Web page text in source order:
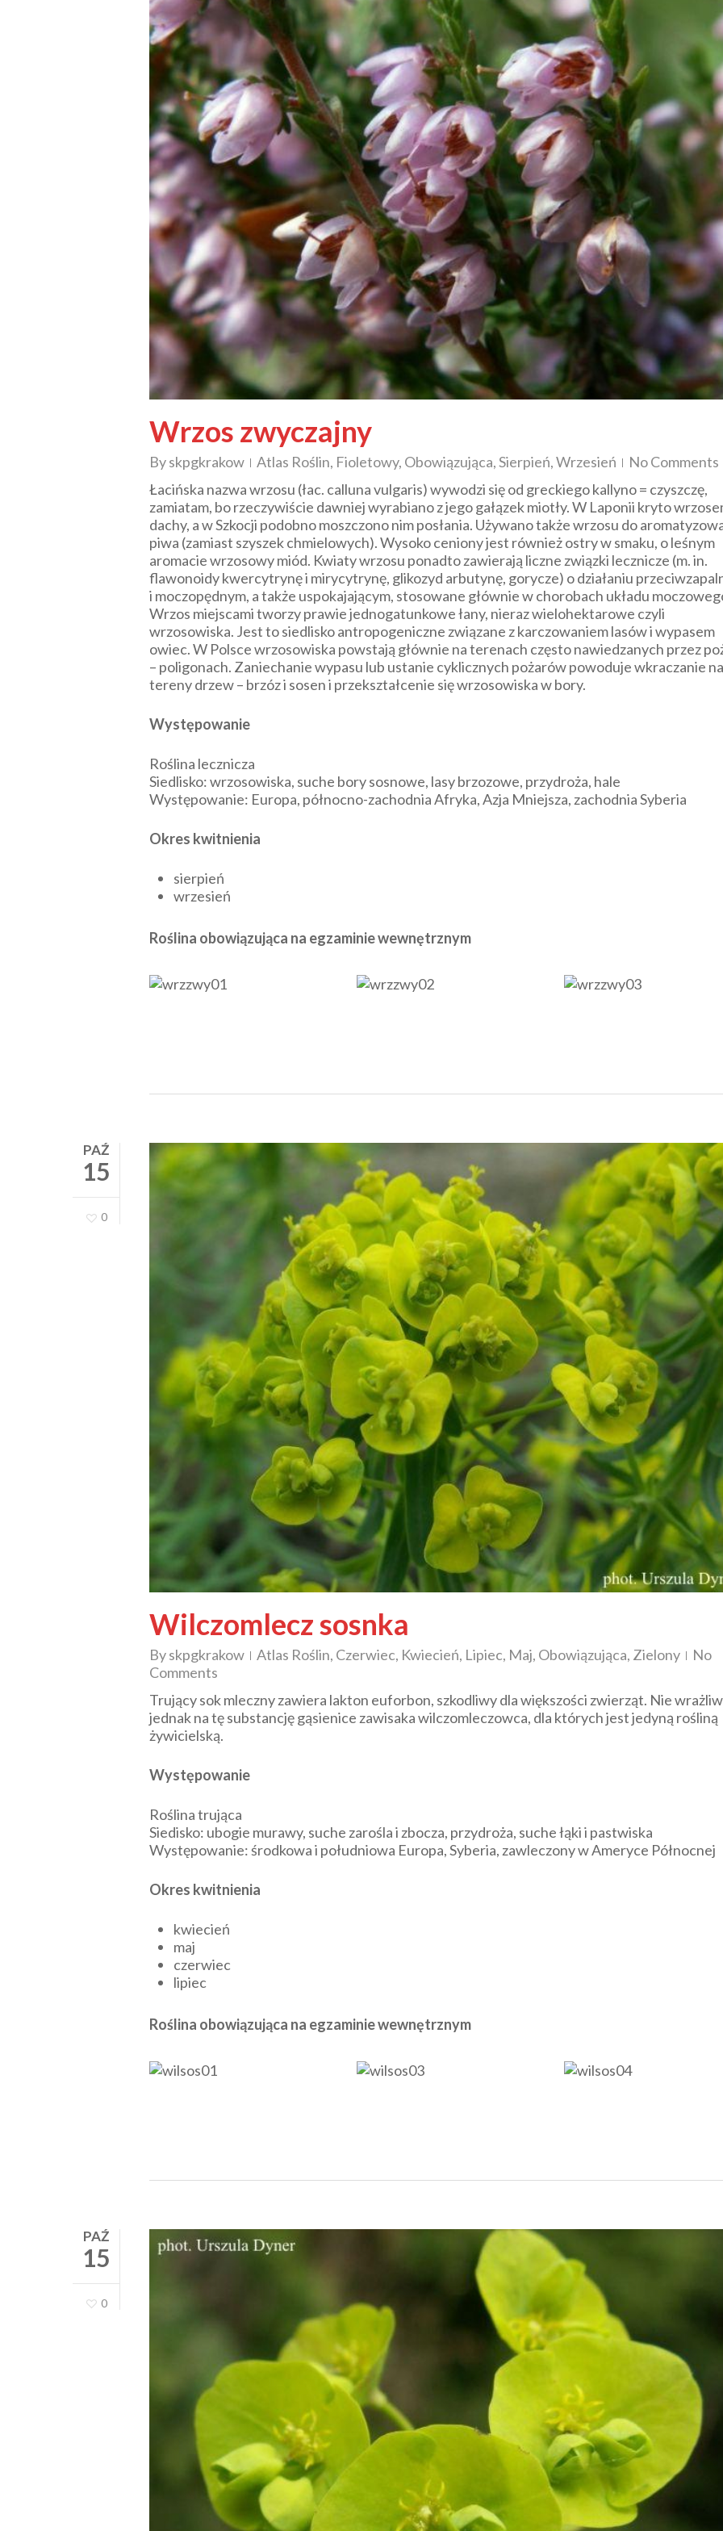
Wrzos zwyczajny
Byskpgkrakow Atlas Roślin, Fioletowy, Obowiązująca,Sierpień,Wrzesień
No Comments
Łacińska nazwa wrzosu (łac. calluna vulgaris) wywodzi się od greckiegokallyno= czyszczę,
zamiatam, bo rzeczywiście dawniej wyrabiano z jego gałązek miotły. W Laponii kryto
dachy, a w Szkocji podobno moszczono nim posłania. Używano także wrzosu do
piwa (zamiast szyszek chmielowych). Wysoko ceniony jest również ostry w smaku, o leśnym
aromacie wrzosowy miód. Kwiaty wrzosu ponadto zawierają liczne związki lecznicze (m. in.
flawonoidy kwercytrynę i mirycytrynę, glikozyd arbutynę, gorycze) o działaniu
i moczopędnym, a także uspokajającym, stosowane głównie w chorobach układu
Wrzos miejscami tworzy prawie jednogatunkowe łany, nieraz wielohektarowe czyli
wrzosowiska. Jest to siedlisko antropogeniczne związane z karczowaniem lasów i wypasem
owiec. W Polsce wrzosowiska powstają głównie na terenach często nawiedzanych przez
– poligonach. Zaniechanie wypasu lub ustanie cyklicznych pożarów powoduje wkraczanie
tereny drzew – brzóz i sosen i przekształcenie się wrzosowiska w bory.
Występowanie
Roślina lecznicza
Siedlisko: wrzosowiska, suche bory sosnowe, lasy brzozowe, przydroża, hale
Występowanie: Europa, północno-zachodnia Afryka, Azja Mniejsza, zachodnia Syberia
Okres kwitnienia
sierpień
wrzesień
Roślina obowiązująca na egzaminie wewnętrznym
PAŹ
15
0
Wilczomlecz sosnka
Byskpgkrakow Atlas Roślin, Czerwiec, Kwiecień, Lipiec, Maj, Obowiązująca, Zielony
No
Comments
Trujący sok mleczny zawiera lakton euforbon, szkodliwy dla większości zwierząt. Nie
jednak na tę substancję gąsienice zawisaka wilczomleczowca, dla których jest jedyną rośliną
żywicielską.
Występowanie
Roślina trująca
Siedisko: ubogie murawy, suche zarośla i zbocza, przydroża, suche łąki i pastwiska
Występowanie: środkowa i południowa Europa, Syberia, zawleczony w Ameryce Północnej
Okres kwitnienia
kwiecień
maj
czerwiec
lipiec
Roślina obowiązująca na egzaminie wewnętrznym
PAŹ
15
0